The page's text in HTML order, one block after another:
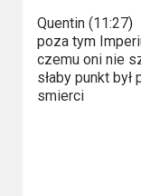
faktach
Thrillery
Quentin (11:27)
poza tym
czemu oni nie
słaby punkt
smierci